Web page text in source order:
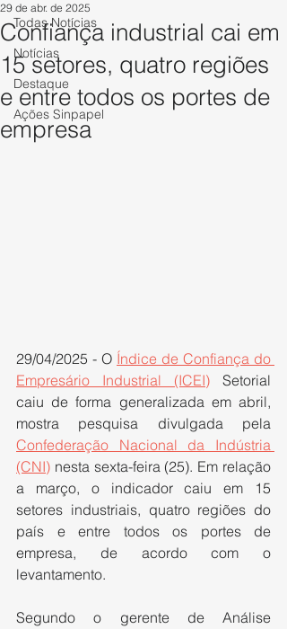
Todas Notícias
Notícias
Destaque
Ações Sinpapel
Confiança industrial cai em
15 setores, quatro regiões
e entre todos os portes de
empresa
29 de abr. de 2025
29/04/2025 - O Índice de Confiança do
Empresário Industrial (ICEI) Setorial
caiu de forma generalizada em abril,
Confederação Nacional da Indústria
(CNI) nesta sexta-feira (25). Em relação
a março, o indicador caiu em 15
setores industriais, quatro regiões do
país e entre todos os portes de
empresa, de acordo com o
levantamento.
Segundo o gerente de Análise